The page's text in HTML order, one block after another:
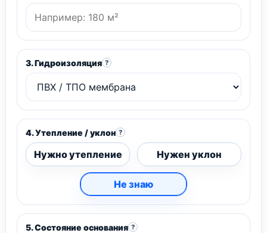
3. Гидроизоляция ?
4. Утепление / уклон ?
Нужно утепление Нужен уклон
Не знаю
5. Состояние основания ?